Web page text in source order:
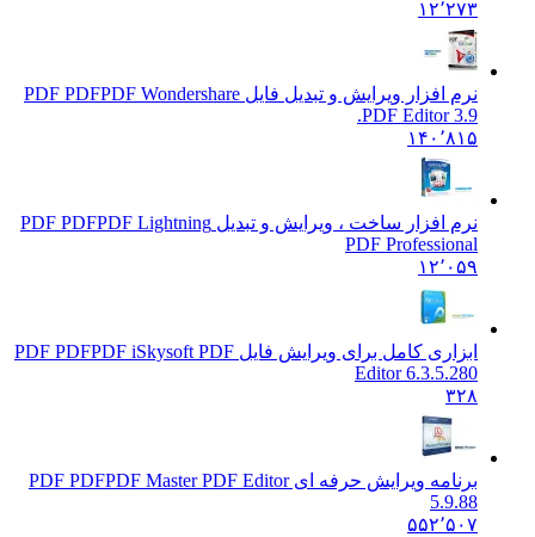
۱۲٬۲۷۳
نرم افزار ویرایش و تبدیل فایل PDF PDF PDF Wondershare
PDF Editor 3.9.
۱۴۰٬۸۱۵
نرم افزار ساخت ، ویرایش و تبدیل PDF PDF PDF Lightning
PDF Professional
۱۲٬۰۵۹
ابزاری کامل برای ویرایش فایل PDF PDF PDF iSkysoft PDF
Editor 6.3.5.280
۳۲۸
برنامه ویرایش حرفه ای PDF PDFPDF Master PDF Editor
5.9.88
۵۵۲٬۵۰۷